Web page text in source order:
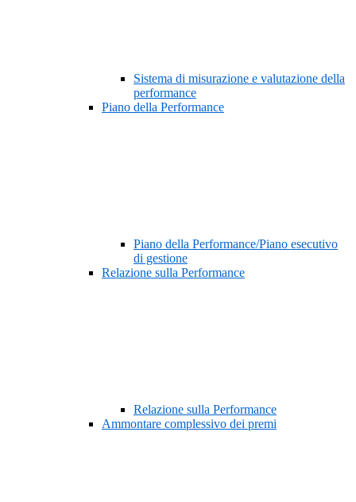
Sistema di misurazione e valutazione della
performance
Piano della Performance
Piano della Performance/Piano esecutivo
di gestione
Relazione sulla Performance
Relazione sulla Performance
Ammontare complessivo dei premi